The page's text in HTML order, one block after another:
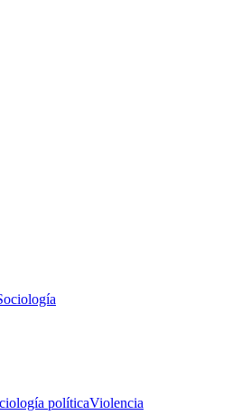
políticaViolencia